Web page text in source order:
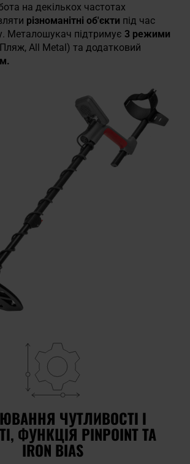
на декількох частотах
різноманітні об'єкти під час
Металошукач підтримує 3 режими
All Metal) та додатковий
ЧУТЛИВОСТІ І
ФУНКЦІЯ PINPOINT ТА
IRON BIAS